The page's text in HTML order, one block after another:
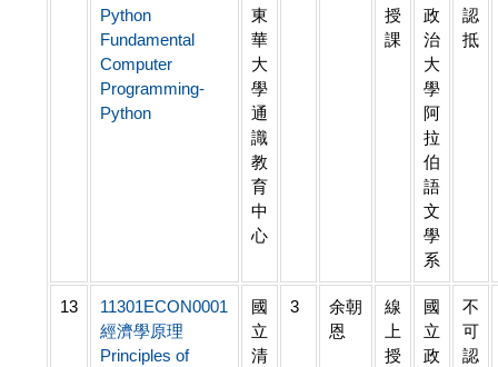
Python
Fundamental
Computer
Programming-
Python
東
華
大
學
通
識
教
育
中
心
授
課
政
治
大
學
阿
拉
伯
語
文
學
系
認
抵
13
11301ECON0001
經濟學原理
Principles of
國
立
清
3
余朝
恩
線
上
授
國
立
政
不
可
認